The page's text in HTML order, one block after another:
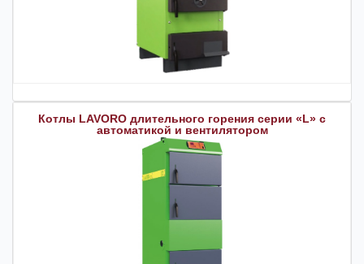
Котлы LAVORO длительного горения серии «L» с
автоматикой и вентилятором